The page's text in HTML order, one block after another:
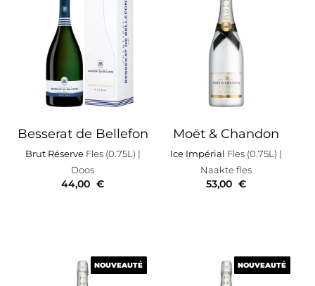
Besserat de Bellefon
Brut Réserve Fles (0.75L) |
Doos
44,00 €
Moët & Chandon
Ice Impérial Fles (0.75L) |
Naakte fles
53,00 €
NOUVEAUTÉ
NOUVEAUTÉ NOUVEAUTÉ
NOUVEAUTÉ